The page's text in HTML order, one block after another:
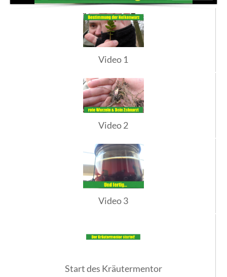
Video 1
Video 2
Video 3
Start des Kräutermentor